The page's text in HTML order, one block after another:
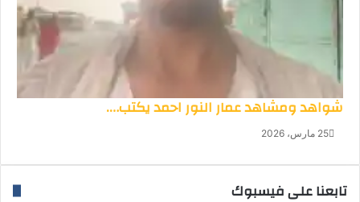
شواهد ومشاهد عمار النور احمد يكتب….
25 مارس، 2026
تابعنا على فيسبوك